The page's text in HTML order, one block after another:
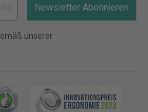
Newsletter Abonnieren
unserer